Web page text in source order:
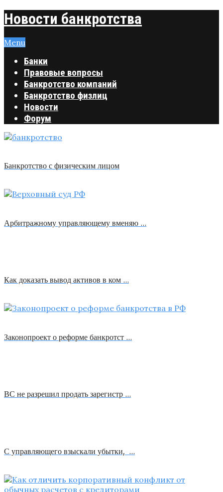
Новости банкротства
Menu
Банки
Правовые вопросы
Банкротство компаний
Банкротство физлиц
Новости
Форум
Банкротство с физическим лицом
Арбитражному управляющему вменяю …
Как доказать вывод активов в ком …
Законопроект о реформе банкротст …
ВС не разрешил продать зарегистр …
С управляющего взыскали убытки, …